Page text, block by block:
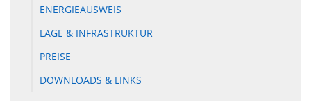
ENERGIEAUSWEIS
LAGE & INFRASTRUKTUR
PREISE
DOWNLOADS & LINKS